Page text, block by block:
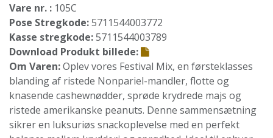
Vare nr. : 105C
Pose Stregkode:5711544003772
Kasse stregkode:5711544003789
Download Produkt billede:
Om Varen:Oplev vores Festival Mix, en førsteklasses
blanding af ristede Nonpariel-mandler, flotte og
knasende cashewnødder, sprøde krydrede majs og
ristede amerikanske peanuts. Denne sammensætning
sikrer en luksuriøs snackoplevelse med en perfekt